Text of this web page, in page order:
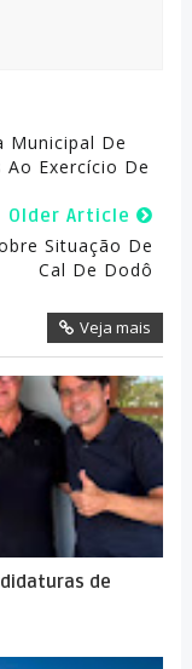
Municipal De
Exercício De
Older Article
Situação De
Cal De Dodô
Veja mais
de